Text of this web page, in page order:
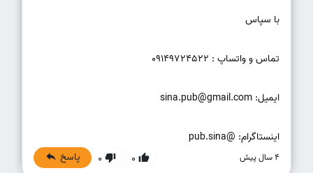
اینستاگرام: @pub.sina
4 سال پیش 0
0 پاسخ